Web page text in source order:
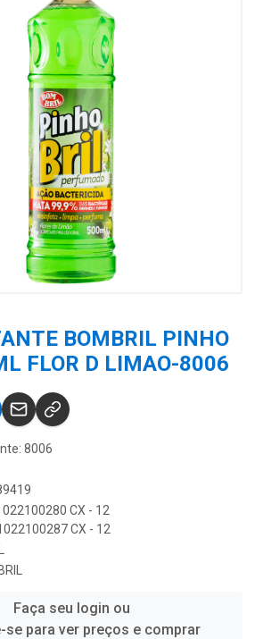
BOMBRIL PINHO
FLOR D LIMAO-8006
8006
CX - 12
CX - 12
Faça seu login ou
se para ver preços e comprar